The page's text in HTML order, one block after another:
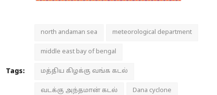
Tags:
north andaman sea meteorological department
middle east bay of bengal
மத்திய கிழக்கு வங்க கடல்
வடக்கு அந்தமான் கடல் Dana cyclone